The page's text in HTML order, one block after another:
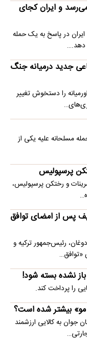
و ایران کجای
در پاسخ به یک حمله
دهد.…
جدید درمیانه جنگ
را دستخوش تغییر
مسلحانه علیه یکی از
پرسپولیس
و رختکن پرسپولیس،
پس از امضای توافق
رئیس‌جمهور ترکیه و
«توافق…
نشده بسته شود!
را پرداخت کند.
مو» بیشتر شده است؟
به کالایی ارزشمند